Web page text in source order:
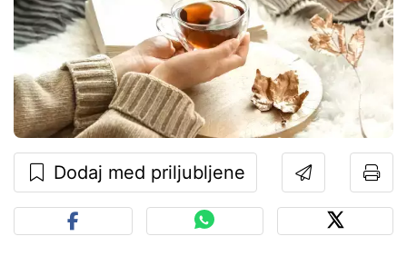
Dodaj med priljubljene